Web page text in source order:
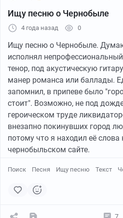
Ищу песню о Чернобыле
4 года назад 0
Ищу песню о Чернобыле.
исполнял
тенор, под акустическую
манер романса или баллады.
запомнил, в припеве было
стоит". Возможно, не под
героическом труде
внезапно покинувших город
потому что я находил её слова
чернобыльском сайте.
Поиск Песня Ищу песню Текст
7